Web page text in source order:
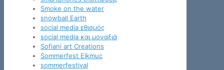
Smoke on the water
snowball Earth
social media εθισμός
social media και μοναξιά
Sofiani art Creations
Sommerfest Elkmuc
sommerfestival